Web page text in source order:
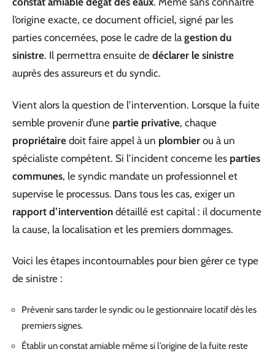
l’origine exacte, ce document officiel, signé par les
parties concernées, pose le cadre de la gestion du
sinistre. Il permettra ensuite de déclarer le sinistre
auprès des assureurs et du syndic.
Vient alors la question de l’intervention. Lorsque la fuite
semble provenir d’une partie privative, chaque
propriétaire doit faire appel à un plombier ou à un
spécialiste compétent. Si l’incident concerne les parties
communes, le syndic mandate un professionnel et
supervise le processus. Dans tous les cas, exiger un
rapport d’intervention détaillé est capital : il documente
la cause, la localisation et les premiers dommages.
Voici les étapes incontournables pour bien gérer ce type
de sinistre :
Prévenir sans tarder le syndic ou le gestionnaire locatif dès les
premiers signes.
Établir un constat amiable même si l’origine de la fuite reste